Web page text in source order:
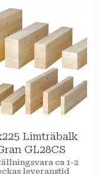
Limträbalk
GL28CS
ca 1-2
leveranstid